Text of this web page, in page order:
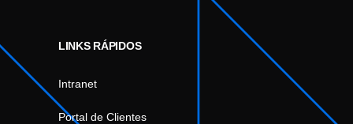
LINKS RÁPIDOS
Intranet
Portal de Clientes